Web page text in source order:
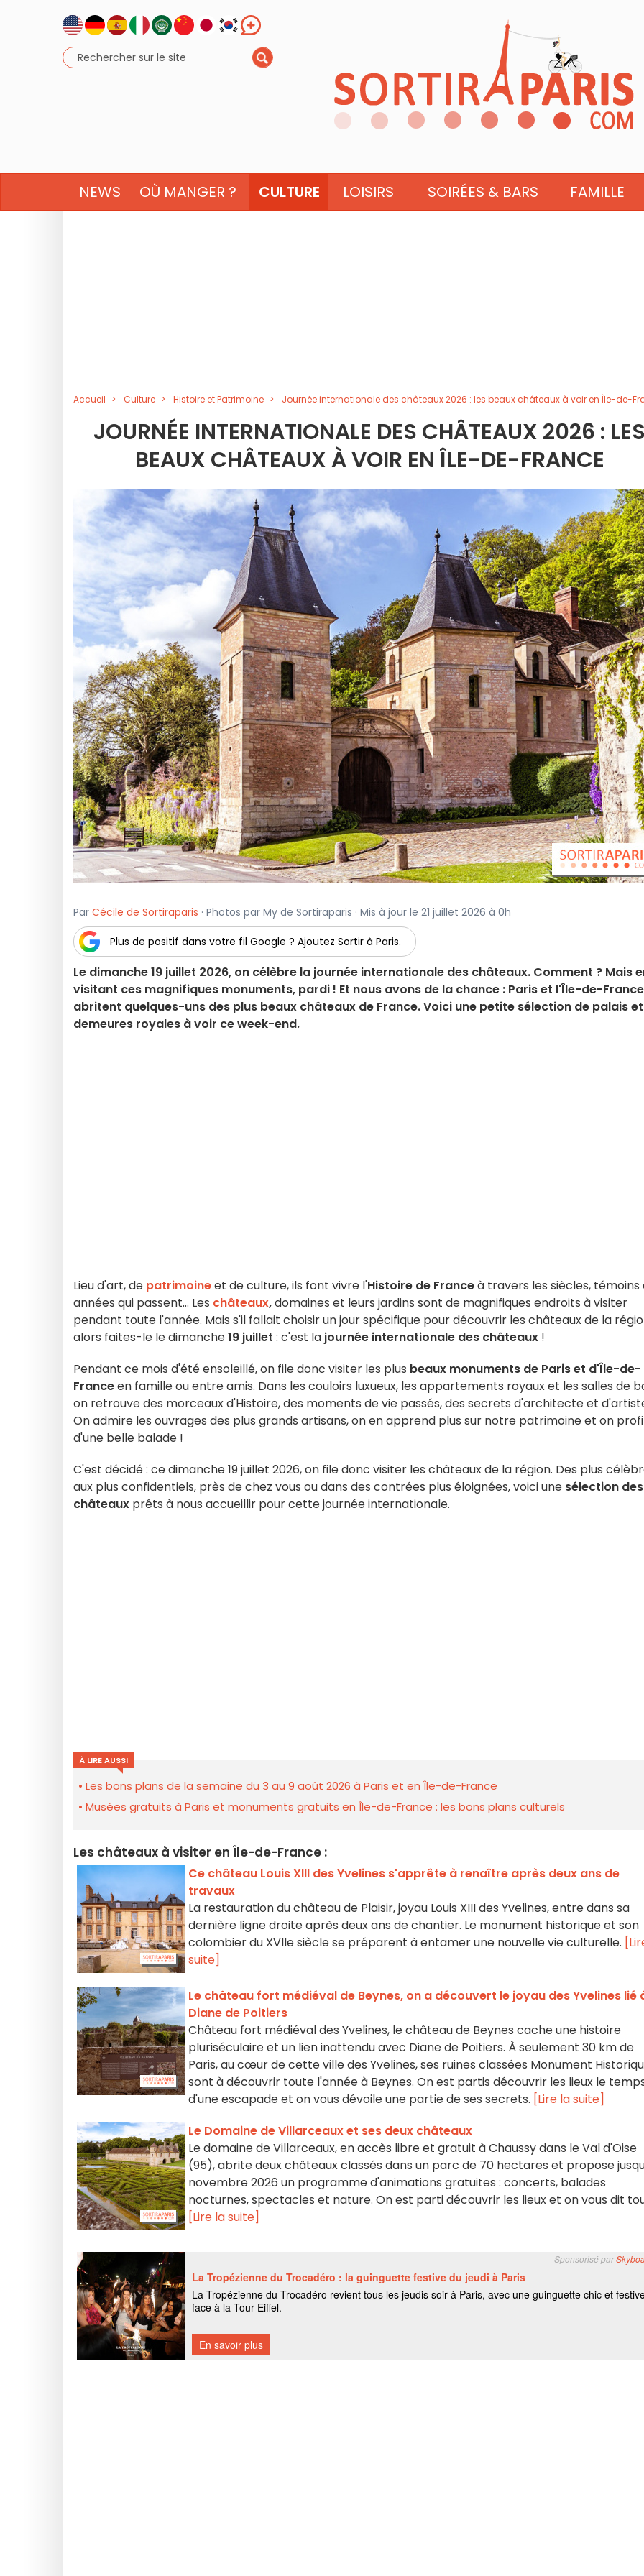
NEWS OÙ MANGER ? CULTURE LOISIRS SOIRÉES & BARS FAMILLE
Accueil Culture Histoire et Patrimoine Journée internationale des châteaux 2026 : les beaux châteaux à voir en Île-de-
JOURNÉE INTERNATIONALE DES CHÂTEAUX 2026 : LES
BEAUX CHÂTEAUX À VOIR EN ÎLE-DE-FRANCE
Par Cécile de Sortiraparis · Photos par My de Sortiraparis · Mis à jour le 21 juillet 2026 à 0h
Plus de positif dans votre fil Google ? Ajoutez Sortir à Paris.
Le dimanche 19 juillet 2026, on célèbre la journée internationale des châteaux. Comment ? Mais
visitant ces magnifiques monuments, pardi ! Et nous avons de la chance : Paris et l'Île-de-France
abritent quelques-uns des plus beaux châteaux de France. Voici une petite sélection de palais et
demeures royales à voir ce week-end.
Lieu d'art, de patrimoineet de culture, ils font vivre l'Histoire de Franceà travers les siècles, témoins
années qui passent... Les châteaux,domaines et leurs jardins sont de magnifiques endroits à visiter
pendant toute l'année. Mais s'il fallait choisir un jour spécifique pour découvrir les châteaux de la
alors faites-le le dimanche19 juillet : c'est la journée internationale des châteaux !
Pendant ce mois d'été ensoleillé, on file donc visiter les plus beaux monuments de Paris et d'Île-de-
Franceen famille ou entre amis. Dans les couloirs luxueux, les appartements royaux et les salles de
on retrouve des morceaux d'Histoire, des moments de vie passés, des secrets d'architecte et
On admire les ouvrages des plus grands artisans, on en apprend plus sur notre patrimoine et on
d'une belle balade !
C'est décidé : ce dimanche 19 juillet 2026, on file donc visiter les châteaux de la région. Des plus
aux plus confidentiels, près de chez vous ou dans des contrées plus éloignées, voici une sélection des
châteaux prêts à nous accueillir pour cette journée internationale.
À LIRE AUSSI
Les bons plans de la semaine du 3 au 9 août 2026 à Paris et en Île-de-France
Musées gratuits à Paris et monuments gratuits en Île-de-France : les bons plans culturels
Les châteaux à visiter en Île-de-France :
Ce château Louis XIII des Yvelines s'apprête à renaître après deux ans de
travaux
La restauration du château de Plaisir, joyau Louis XIII des Yvelines, entre dans sa
dernière ligne droite après deux ans de chantier. Le monument historique et son
colombier du XVIIe siècle se préparent à entamer une nouvelle vie culturelle.
suite]
Le château fort médiéval de Beynes, on a découvert le joyau des Yvelines lié
Diane de Poitiers
Château fort médiéval des Yvelines, le château de Beynes cache une histoire
pluriséculaire et un lien inattendu avec Diane de Poitiers. À seulement 30 km de
Paris, au cœur de cette ville des Yvelines, ses ruines classées Monument
sont à découvrir toute l'année à Beynes. On est partis découvrir les lieux le
d'une escapade et on vous dévoile une partie de ses secrets. [Lire la suite]
Le Domaine de Villarceaux et ses deux châteaux
Le domaine de Villarceaux, en accès libre et gratuit à Chaussy dans le Val d'Oise
(95), abrite deux châteaux classés dans un parc de 70 hectares et propose
novembre 2026 un programme d'animations gratuites : concerts, balades
nocturnes, spectacles et nature. On est parti découvrir les lieux et on vous dit
[Lire la suite]